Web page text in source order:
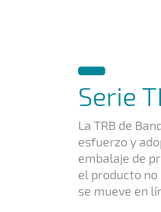
Serie
La TRB de
esfuerzo y
embalaje de
el producto no
se mueve en